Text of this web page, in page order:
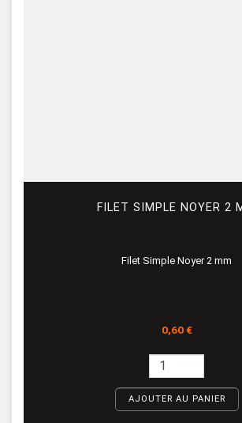
FILET SIMPLE NOYER 2
Filet Simple Noyer 2 mm
Prix
0,60 €
AJOUTER AU PANIER